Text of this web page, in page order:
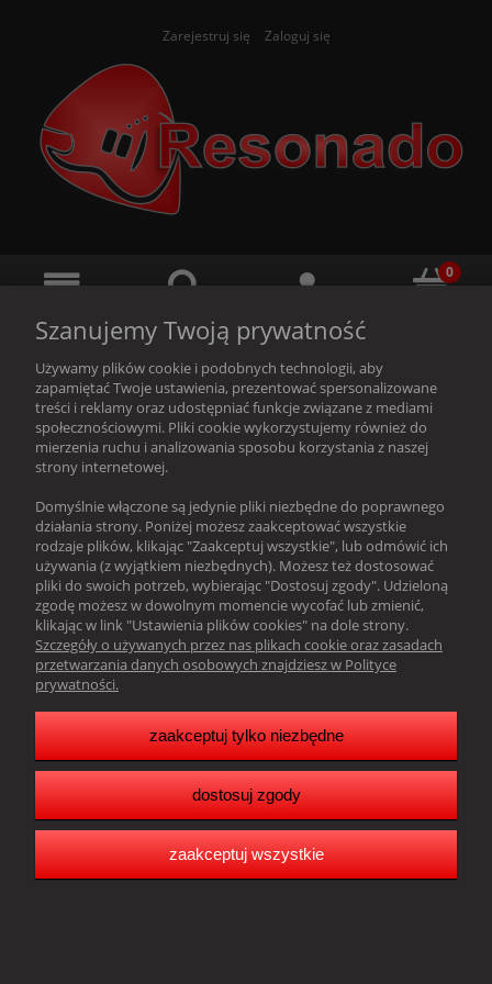
Zarejestruj się Zaloguj się
Ten produkt jest niedostępny.
Obsługa klienta
Pomoc
Moje konto
Resonado Janusz Głowacki |
woj. śląskie |tel.:502242256| email:biuro@resonado.pl
Copyright Resonado 2025
pokaż pełną wersję strony
Sklep internetowy Shoper.pl
Szanujemy Twoją prywatność
Używamy plików cookie i podobnych technologii, aby
zapamiętać Twoje ustawienia, prezentować spersonalizowane
treści i reklamy oraz udostępniać funkcje związane z mediami
społecznościowymi. Pliki cookie wykorzystujemy również do
mierzenia ruchu i analizowania sposobu korzystania z naszej
strony internetowej.
Domyślnie włączone są jedynie pliki niezbędne do poprawnego
działania strony. Poniżej możesz zaakceptować wszystkie
rodzaje plików, klikając "Zaakceptuj wszystkie", lub odmówić ich
używania (z wyjątkiem niezbędnych). Możesz też dostosować
pliki do swoich potrzeb, wybierając "Dostosuj zgody". Udzieloną
zgodę możesz w dowolnym momencie wycofać lub zmienić,
klikając w link "Ustawienia plików cookies" na dole strony.
Szczegóły o używanych przez nas plikach cookie oraz zasadach
przetwarzania danych osobowych znajdziesz w Polityce
prywatności.
zaakceptuj tylko niezbędne
dostosuj zgody
zaakceptuj wszystkie